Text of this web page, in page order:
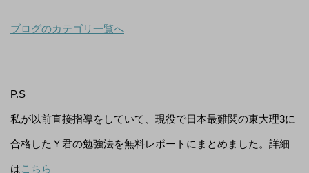
ブログのカテゴリ一覧へ
P.S
私が以前直接指導をしていて、現役で日本最難関の東大理3に
合格したＹ君の勉強法を無料レポートにまとめました。詳細
はこちら